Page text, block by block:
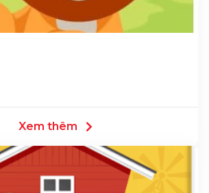
Xem thêm